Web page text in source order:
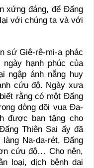
xứng đáng, để Đấng
với chúng ta và với
sứ Giê-rê-mi-a phác
hạnh phúc của
ngập ánh nắng huy
cứu độ. Ngày xưa
rằng có một Đấng
dòng dõi vua Đa-
được ban tặng cho
Thiên Sai ấy đã
Na-da-rét, Đấng
cứu độ… Cho nên,
loại, dịch bệnh dai